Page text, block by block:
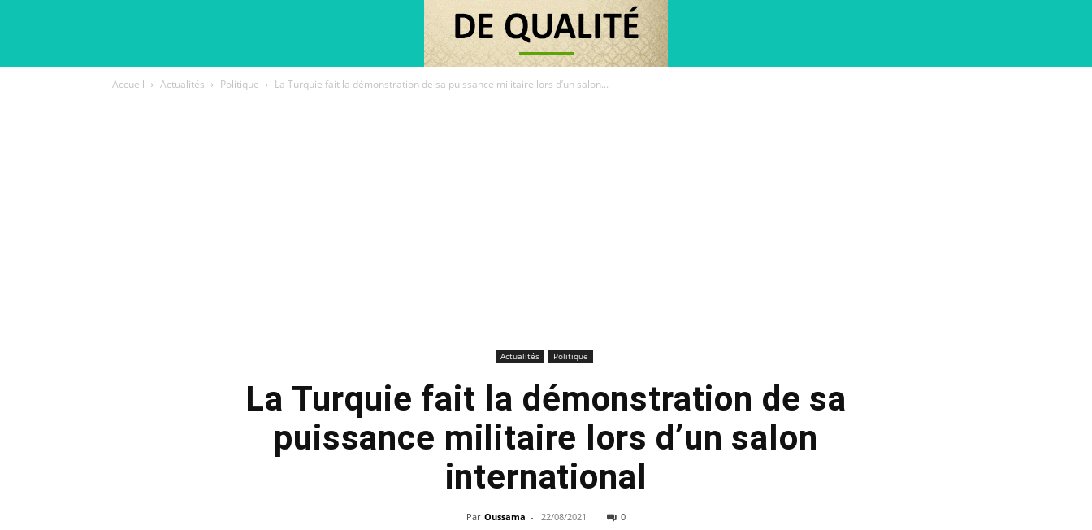
Accueil Actualités Politique La Turquie fait la démonstration de sa puissance militaire lors d’un salon...
Actualités Politique
La Turquie fait la démonstration de sa
puissance militaire lors d’un salon
international
Par Oussama - 22/08/2021 0